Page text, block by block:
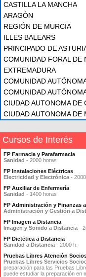
CASTILLA LA MANCHA
ARAGÓN
REGIÓN DE MURCIA
ILLES BALEARS
PRINCIPADO DE
COMUNIDAD FORAL DE
EXTREMADURA
COMUNIDAD
COMUNIDAD
CIUDAD AUTONOMA DE
CIUDAD AUTONOMA DE
Cursos de Interés
FP Farmacia y Parafarmacia
Sanidad - 2000 horas
FP Instalaciones Eléctricas
Electricidad y Electrónica -
FP Auxiliar de Enfermería
Sanidad - 1400 horas
FP Administración y Finanzas
Administración y Gestión a
FP Imagen a Distancia
Imagen y Sonido a Distancia -
FP Dietética a Distancia
Sanidad a Distancia - 2000 h.
Pruebas Libres Atención
Pruebas Libres Servicios
preparación para las Pruebas
puede estudiar la preparación en